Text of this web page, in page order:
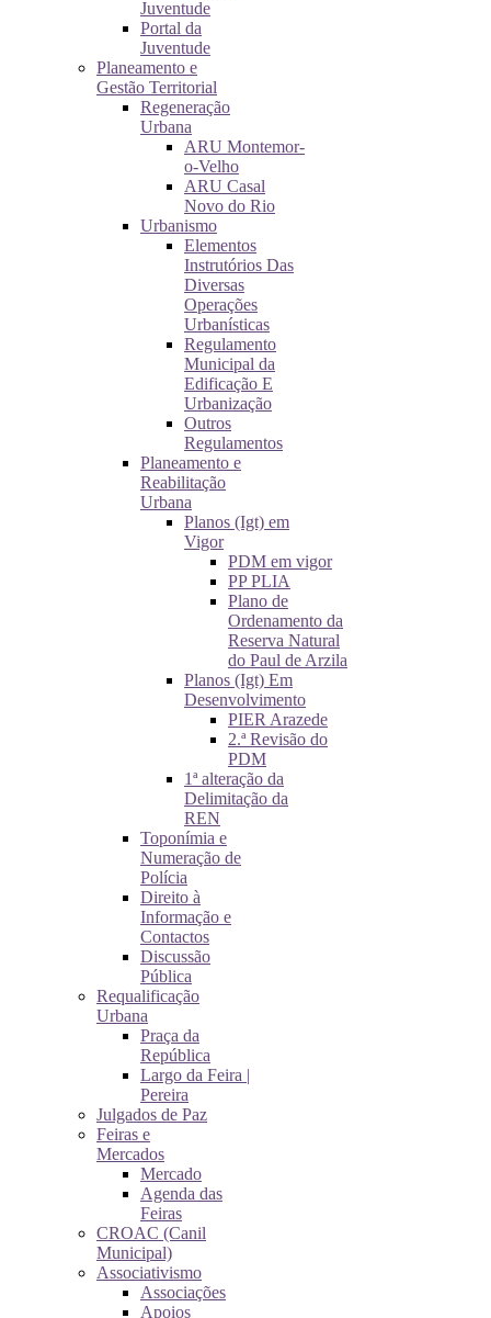
Juventude
Portal da
Juventude
Planeamento e
Gestão Territorial
Regeneração
Urbana
ARU Montemor-
o-Velho
ARU Casal
Novo do Rio
Urbanismo
Elementos
Instrutórios Das
Diversas
Operações
Urbanísticas
Regulamento
Municipal da
Edificação E
Urbanização
Outros
Regulamentos
Planeamento e
Reabilitação
Urbana
Planos (Igt) em
Vigor
PDM em vigor
PP PLIA
Plano de
Ordenamento da
Reserva Natural
do Paul de Arzila
Planos (Igt) Em
Desenvolvimento
PIER Arazede
2.ª Revisão do
PDM
1ª alteração da
Delimitação da
REN
Toponímia e
Numeração de
Polícia
Direito à
Informação e
Contactos
Discussão
Pública
Requalificação
Urbana
Praça da
República
Largo da Feira |
Pereira
Julgados de Paz
Feiras e
Mercados
Mercado
Agenda das
Feiras
CROAC (Canil
Municipal)
Associativismo
Associações
Apoios